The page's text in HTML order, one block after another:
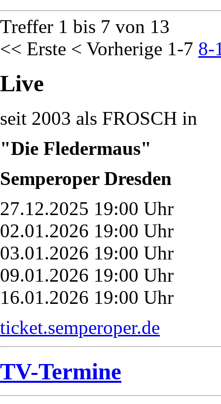
Treffer 1 bis 7 von 13
<< Erste < Vorherige 1-7 8-
Live
seit 2003 als FROSCH in
"Die Fledermaus"
Semperoper Dresden
27.12.2025 19:00 Uhr
02.01.2026 19:00 Uhr
03.01.2026 19:00 Uhr
09.01.2026 19:00 Uhr
16.01.2026 19:00 Uhr
ticket.semperoper.de
TV-Termine